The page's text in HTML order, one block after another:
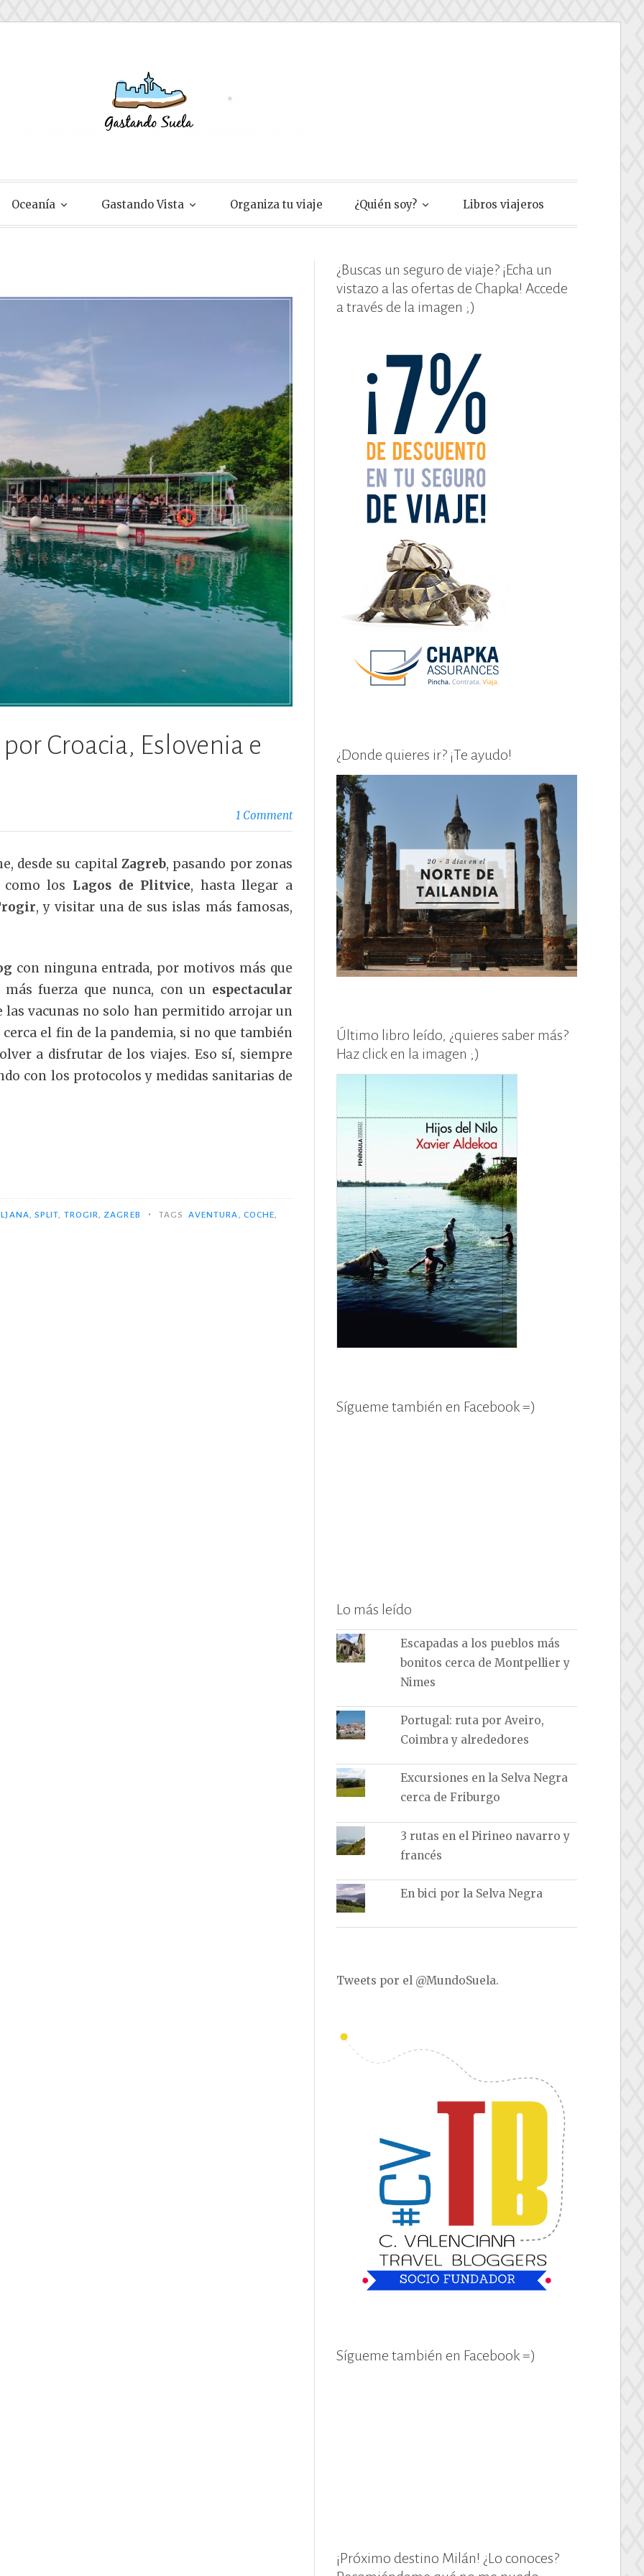
Oceanía Gastando Vista Organiza tu viaje ¿Quién soy? Libros viajeros
Croacia, Eslovenia e
1 Comment
desde su capitalZagreb, pasando por zonas
como los Lagos de Plitvice, hasta llegar a
, y visitar una de sus islas más famosas,
con ninguna entrada, por motivos más que
fuerza que nunca, con un espectacular
las vacunas no solo han permitido arrojar un
el fin de la pandemia, si no que también
a disfrutar de los viajes. Eso sí, siempre
con los protocolos y medidas sanitarias de
, SPLIT, TROGIR, ZAGREB • TAGS AVENTURA, COCHE,
¿Buscas un seguro de viaje? ¡Echa un
vistazo a las ofertas de Chapka! Accede
a través de la imagen ;)
¿Donde quieres ir? ¡Te ayudo!
Último libro leído, ¿quieres saber más?
Haz click en la imagen ;)
Sígueme también en Facebook =)
Lo más leído
Escapadas a los pueblos más
bonitos cerca de Montpellier y
Nimes
Portugal: ruta por Aveiro,
Coimbra y alrededores
Excursiones en la Selva Negra
cerca de Friburgo
3 rutas en el Pirineo navarro y
francés
En bici por la Selva Negra
Tweets por el @MundoSuela.
Sígueme también en Facebook =)
¡Próximo destino Milán! ¿Lo conoces?